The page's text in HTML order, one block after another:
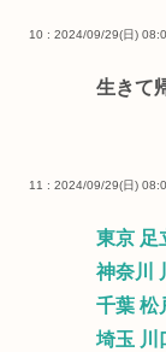
10 : 2024/09/29(日)
生きて
11 : 2024/09/29(日)
東京 足
神奈川
千葉 松
埼玉 川